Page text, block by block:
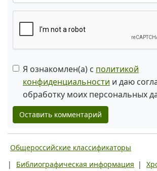
Я ознакомлен(а) с политикой
конфиденциальности и даю
обработку моих персональных
Оставить комментарий
Общероссийские классификаторы
|
Библиографическая информация |